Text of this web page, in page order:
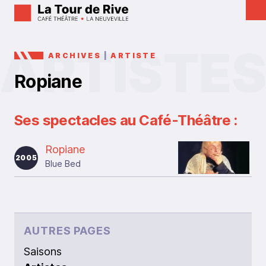
ARCHIVES |ARTISTE
Ropiane
Ses spectacles au Café-Théâtre :
2005
Ropiane
Blue Bed
AUTRES PAGES
Saisons